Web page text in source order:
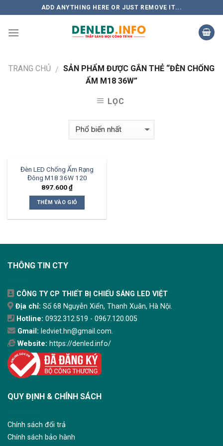
to
content
ADD ANYTHING HERE OR JUST REMOVE IT...
TRANG CHỦ / SẢN PHẨM ĐƯỢC GẮN THẺ “ĐÈN CHỐNG
ẨM M18 36W”
LỌC
Đèn LED Chống Ẩm Rạng
Đông M18 36W 120
897.600₫
THÊM VÀO GIỎ
THÔNG TIN CTY
CÔNG TY CP THIẾT BỊ CHIẾU SÁNG LED VIỆT
Địa chỉ: Số 68 Nguyễn Xiển, Thanh Xuân, Hà Nội.
Hotline: 0932.312.519 - 0967.120.005
Gmail: ledviet.hn@gmail.com.
Website: https://denled.info/
QUY ĐỊNH & CHÍNH SÁCH
Chính sách đổi trả
Chính sách bảo hành